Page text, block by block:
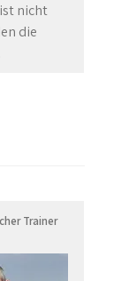
nicht
die
Trainer